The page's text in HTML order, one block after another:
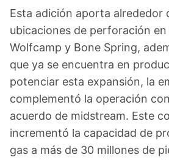
Esta adición aporta alrededor
ubicaciones de perforación
Wolfcamp y Bone Spring,
que ya se encuentra en
potenciar esta expansión, la
complementó la operación
acuerdo de midstream. Este
incrementó la capacidad de
gas a más de 30 millones de